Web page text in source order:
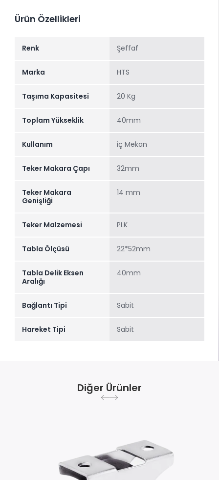
Ürün Özellikleri
Renk Şeffaf
Marka HTS
Taşıma Kapasitesi 20 Kg
Toplam Yükseklik 40mm
Kullanım iç Mekan
Teker Makara Çapı 32mm
Teker Makara
Genişliği
14 mm
Teker Malzemesi PLK
Tabla Ölçüsü 22*52mm
Tabla Delik Eksen
Aralığı
40mm
Bağlantı Tipi Sabit
Hareket Tipi Sabit
Diğer Ürünler